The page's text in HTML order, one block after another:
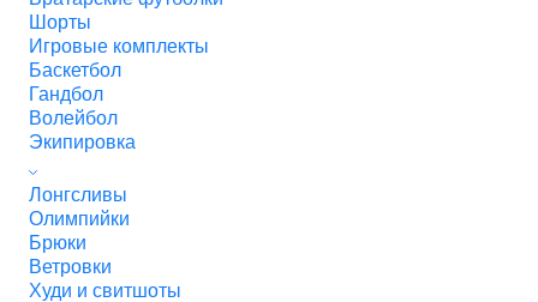
Шорты
Игровые комплекты
Баскетбол
Гандбол
Волейбол
Экипировка
Лонгсливы
Олимпийки
Брюки
Ветровки
Худи и свитшоты